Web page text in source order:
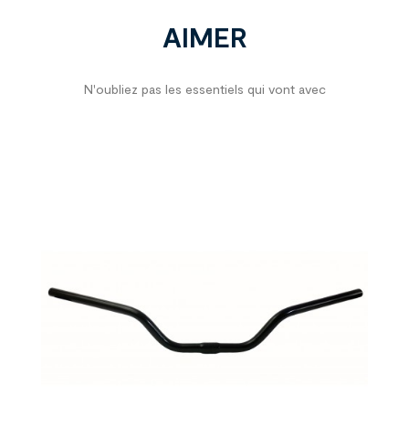
AIMER
N'oubliez pas les essentiels qui vont avec